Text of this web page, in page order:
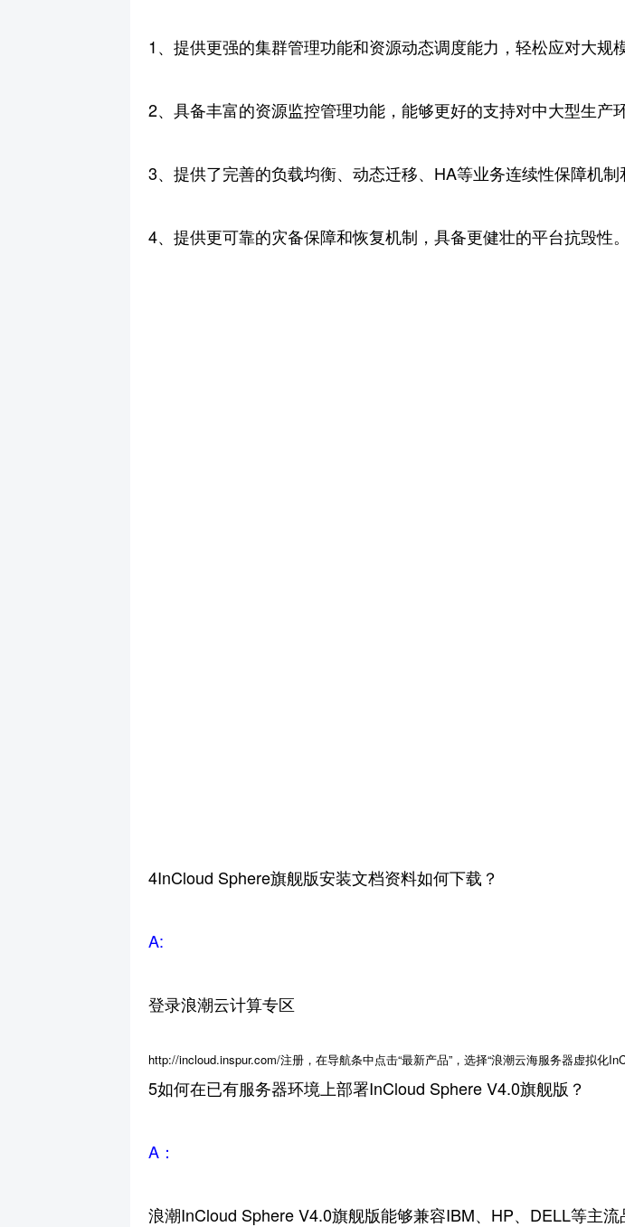
1、提供更强的集群管理功能和资源动态调度能力，轻松应对大规
2、具备丰富的资源监控管理功能，能够更好的支持对中大型生产
3、提供了完善的负载均衡、动态迁移、HA等业务连续性保障机制
4、提供更可靠的灾备保障和恢复机制，具备更健壮的平台抗毁性。
4InCloud Sphere旗舰版安装文档资料如何下载？
A:
登录浪潮云计算专区
http://incloud.inspur.com/注册，在导航条中点击“最新产品”，选择“浪潮云海服务器虚拟化
5如何在已有服务器环境上部署InCloud Sphere V4.0旗舰版？
A ：
浪潮InCloud Sphere V4.0旗舰版能够兼容IBM、HP、DELL等主